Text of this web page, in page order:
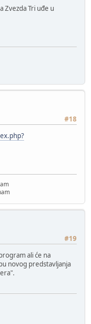
Zvezda Tri uđe u
#18
#19
ali će na
novog predstavljanja